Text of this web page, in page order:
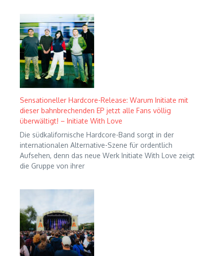
Sensationeller Hardcore-Release: Warum Initiate mit
dieser bahnbrechenden EP jetzt alle Fans völlig
überwältigt! – Initiate With Love
Die südkalifornische Hardcore-Band sorgt in der
internationalen Alternative-Szene für ordentlich
Aufsehen, denn das neue Werk Initiate With Love zeigt
die Gruppe von ihrer